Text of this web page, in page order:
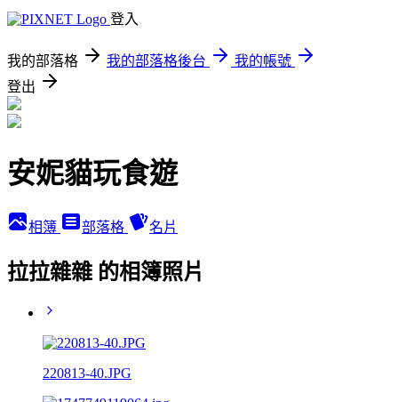
登入
我的部落格 我的部落格後台
我的帳號
登出
安妮貓玩食遊
相簿 部落格 名片
拉拉雜雜 的相簿照片
220813-40.JPG